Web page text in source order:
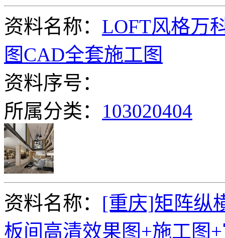
资料名称： LOFT风格万
图CAD全套施工图
资料序号：
所属分类： 103020404
资料名称： [重庆]矩阵纵
板间高清效果图+施工图